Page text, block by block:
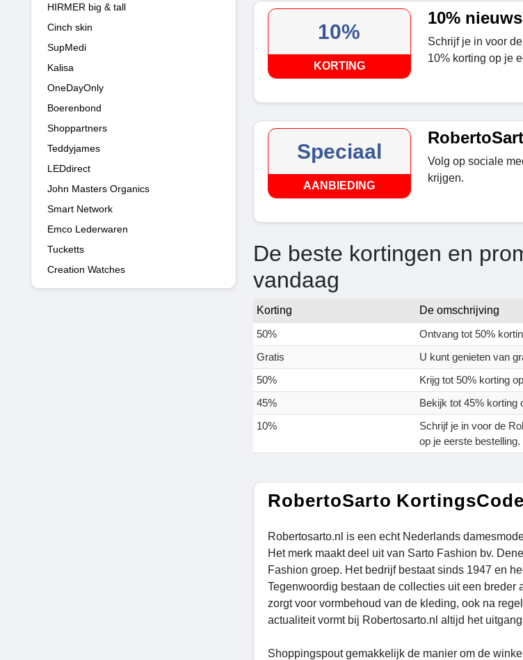
HIRMER big & tall
Cinch skin
SupMedi
Kalisa
OneDayOnly
Boerenbond
Shoppartners
Teddyjames
LEDdirect
John Masters Organics
Smart Network
Emco Lederwaren
Tucketts
Creation Watches
10%
KORTING
10%
Schrijf je in voor
10% korting op je
Speciaal
AANBIEDING
Volg op sociale
krijgen.
De beste kortingen en
vandaag
Korting De omschrijving
50%
Ontvang tot 50%
Gratis
U kunt genieten van
50%
Krijg tot 50% korting
45%
Bekijk tot 45% korting
10%
Schrijf je in voor de
op je eerste bestelling.
RobertoSarto
Robertosarto.nl is een echt Nederlands
Het merk maakt deel uit van Sarto Fashion bv.
Fashion groep. Het bedrijf bestaat sinds 1947 en
Tegenwoordig bestaan de collecties uit een
zorgt voor vormbehoud van de kleding, ook na
actualiteit vormt bij Robertosarto.nl altijd het
Shoppingspout gemakkelijk de manier om de